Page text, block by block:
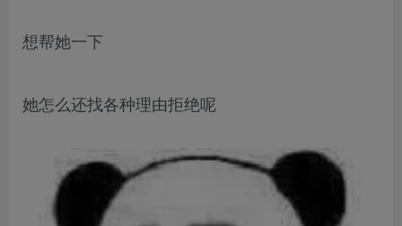
想帮她一下
她怎么还找各种理由拒绝呢